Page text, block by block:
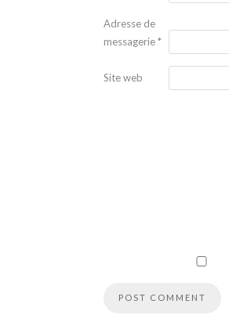
Adresse de
messagerie*
Site web